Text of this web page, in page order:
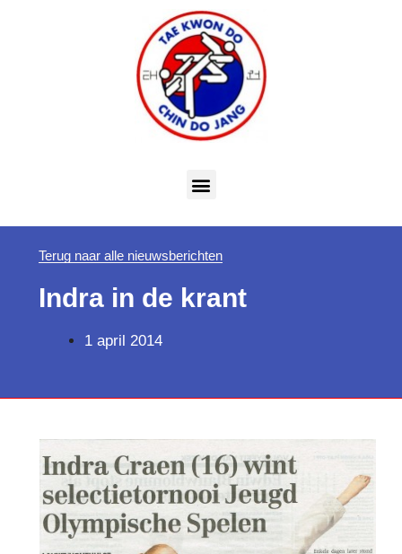
Terug naar alle nieuwsberichten
Indra in de krant
1 april 2014